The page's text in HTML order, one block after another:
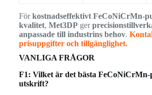
Förkostnadseffektivt FeCoNiCrMn-
kvalitet, Met3DPger
anpassade till industrins behov.
prisuppgifter och tillgänglighet.
VANLIGA FRÅGOR
F1: Vilket är det bästa
utskrift?